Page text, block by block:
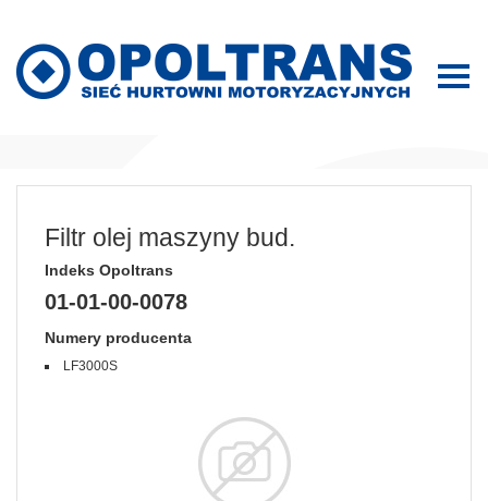
Filtr olej maszyny bud.
Indeks Opoltrans
01-01-00-0078
Numery producenta
LF3000S